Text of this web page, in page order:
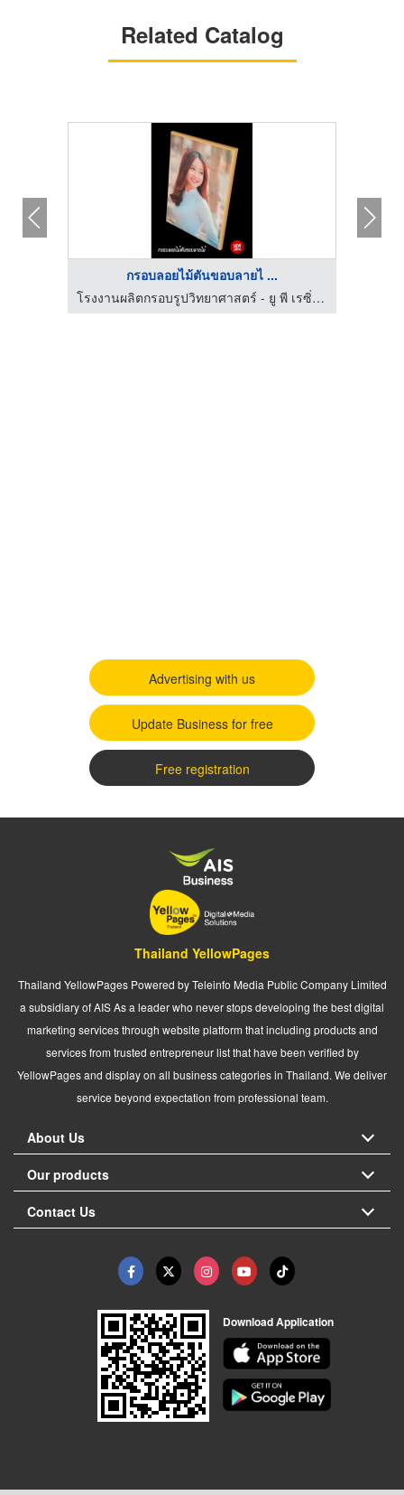
Related Catalog
กรอบลอยไม้ตันขอบลายไ ...
โรงงานผลิตกรอบรูปวิทยาศาสตร์ - ยู พี เรซิ่น แอนด์ เคมีคอล
Advertising with us
Update Business for free
Free registration
Thailand YellowPages
Thailand YellowPages Powered by Teleinfo Media Public Company Limited
a subsidiary of AIS As a leader who never stops developing the best digital
marketing services through website platform that including products and
services from trusted entrepreneur list that have been verified by
YellowPages and display on all business categories in Thailand. We deliver
service beyond expectation from professional team.
About Us
Our products
Contact Us
Download Application